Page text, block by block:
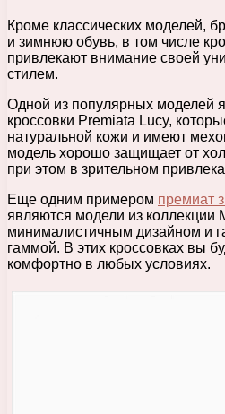
Кроме классических моделей,
и зимнюю обувь, в том числе
привлекают внимание своей
стилем.
Одной из популярных моделей
кроссовки Premiata Lucy,
натуральной кожи и имеют
модель хорошо защищает от
при этом в зрительном
Еще одним примером премиат
являются модели из коллекции
минималистичным дизайном и
гаммой. В этих кроссовках вы
комфортно в любых условиях.